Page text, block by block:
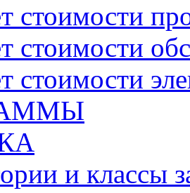
стоимости
стоимости
стоимости
и классы